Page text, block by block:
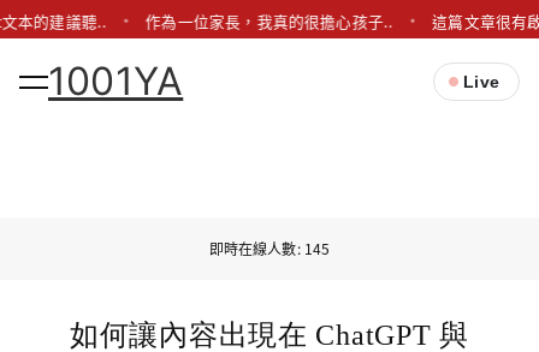
本的建議聽.. 作為一位家長，我真的很擔心孩子.. 這篇文章很有
1001YA Live
即時在線人數: 145
如何讓內容出現在 ChatGPT 與